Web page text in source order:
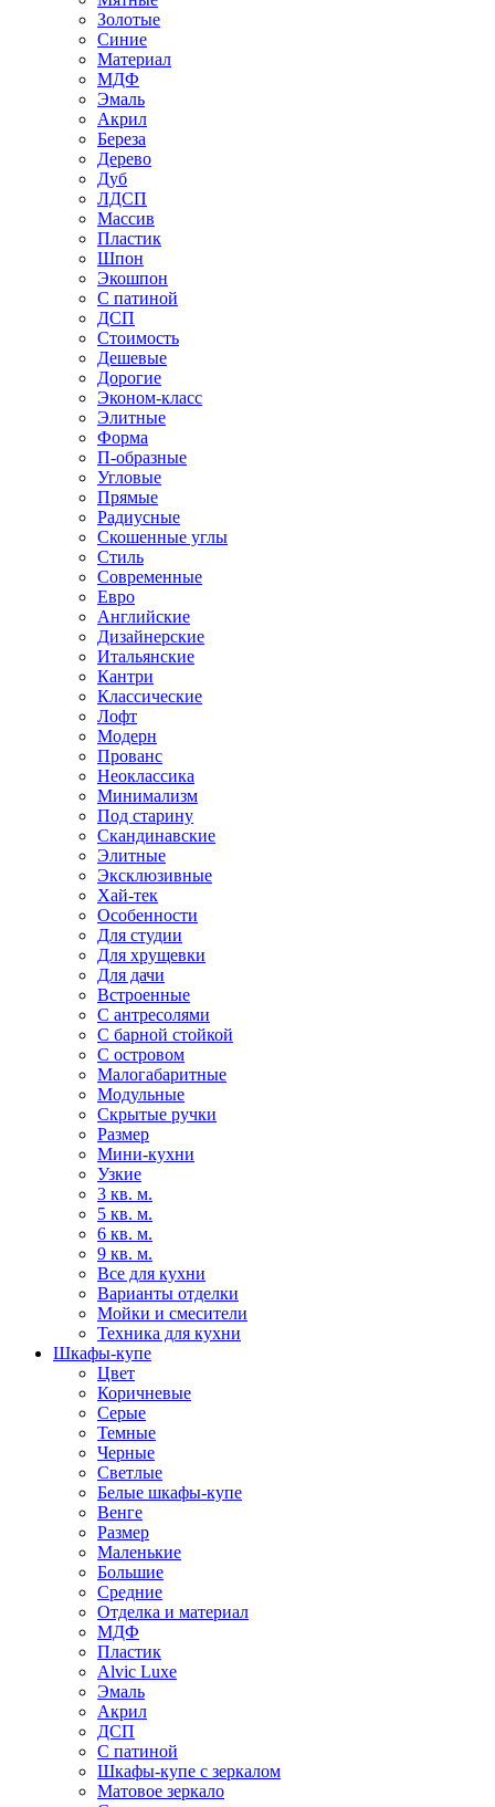
Золотые
Синие
Материал
МДФ
Эмаль
Акрил
Береза
Дерево
Дуб
ЛДСП
Массив
Пластик
Шпон
Экошпон
С патиной
ДСП
Стоимость
Дешевые
Дорогие
Эконом-класс
Элитные
Форма
П-образные
Угловые
Прямые
Радиусные
Скошенные углы
Стиль
Современные
Евро
Английские
Дизайнерские
Итальянские
Кантри
Классические
Лофт
Модерн
Прованс
Неоклассика
Минимализм
Под старину
Скандинавские
Элитные
Эксклюзивные
Хай-тек
Особенности
Для студии
Для хрущевки
Для дачи
Встроенные
С антресолями
С барной стойкой
С островом
Малогабаритные
Модульные
Скрытые ручки
Размер
Мини-кухни
Узкие
3 кв. м.
5 кв. м.
6 кв. м.
9 кв. м.
Все для кухни
Варианты отделки
Мойки и смесители
Техника для кухни
Шкафы-купе
Цвет
Коричневые
Серые
Темные
Черные
Светлые
Белые шкафы-купе
Венге
Размер
Маленькие
Большие
Средние
Отделка и материал
МДФ
Пластик
Alvic Luxe
Эмаль
Акрил
ДСП
С патиной
Шкафы-купе с зеркалом
Матовое зеркало